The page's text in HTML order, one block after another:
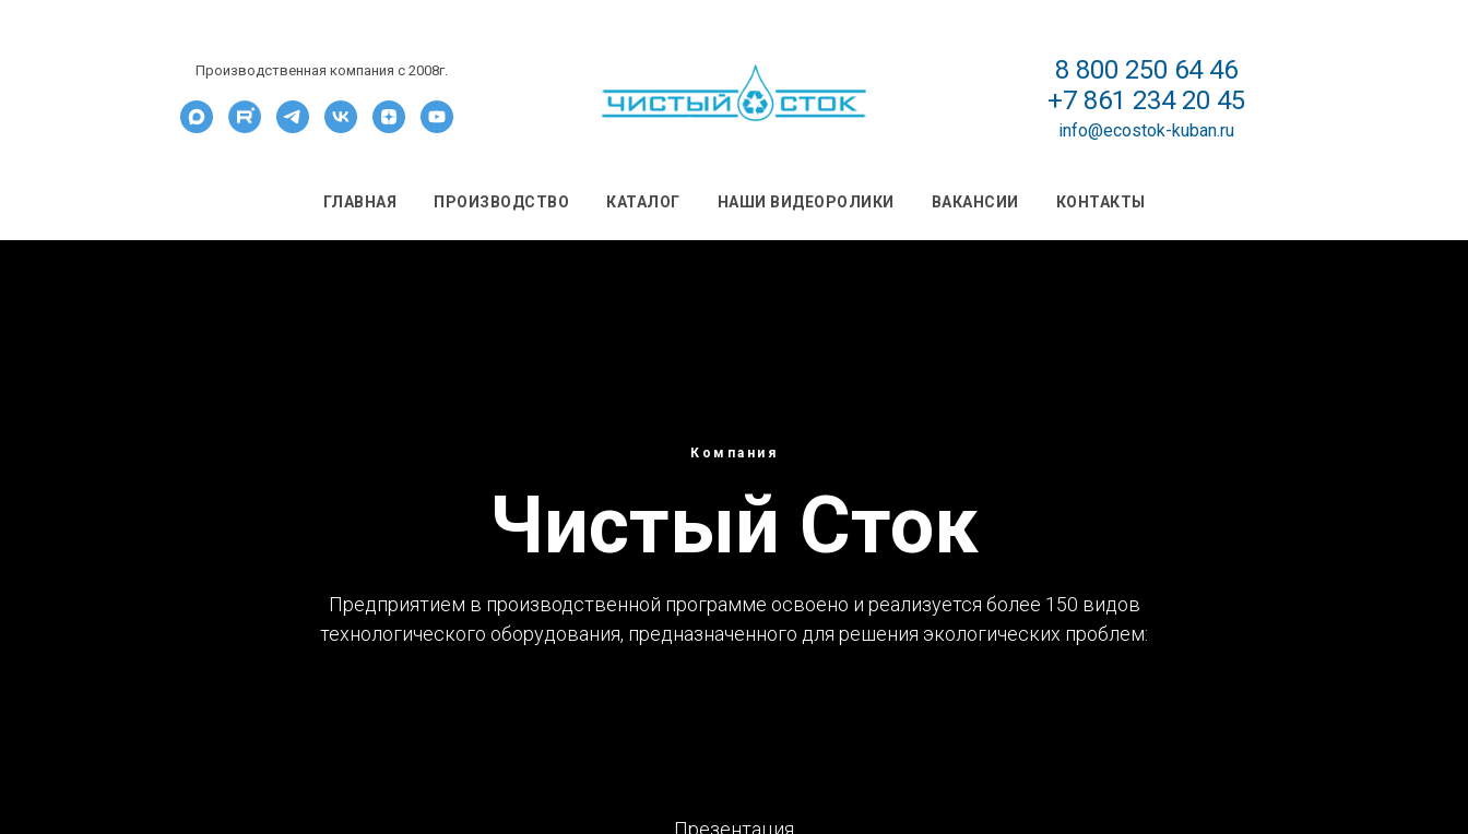
Производственная компания c 2008г.
8 800 250 64 46
+7 861 234 20 45
info@ecostok-kuban.ru
ГЛАВНАЯ ПРОИЗВОДСТВО КАТАЛОГ НАШИ ВИДЕОРОЛИКИ ВАКАНСИИ КОНТАКТЫ
Компания
Чистый Сток
Предприятием в производственной программе освоено и реализуется более 150 видов
технологического оборудования, предназначенного для решения экологических проблем:
Презентация